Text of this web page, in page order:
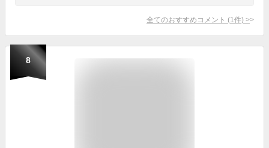
全てのおすすめコメント (1 件) >
8